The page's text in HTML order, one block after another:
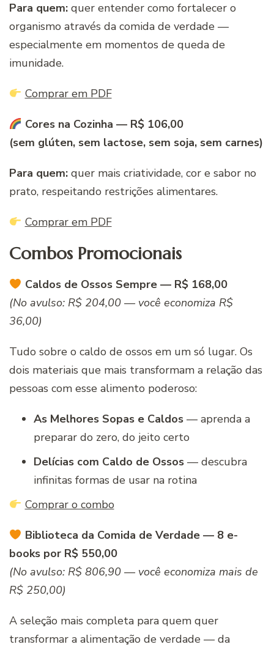
Para quem: quer entender como fortalecer o
organismo através da comida de verdade —
especialmente em momentos de queda de
imunidade.
Comprar em PDF
Cores na Cozinha — R$ 106,00
(sem glúten, sem lactose, sem soja, sem carnes)
Para quem: quer mais criatividade, cor e sabor no
prato, respeitando restrições alimentares.
Comprar em PDF
Combos Promocionais
Caldos de Ossos Sempre — R$ 168,00
(No avulso: R$ 204,00 — você economiza R$
36,00)
Tudo sobre o caldo de ossos em um só lugar. Os
dois materiais que mais transformam a relação das
pessoas com esse alimento poderoso:
As Melhores Sopas e Caldos — aprenda a
preparar do zero, do jeito certo
Delícias com Caldo de Ossos — descubra
infinitas formas de usar na rotina
Comprar o combo
Biblioteca da Comida de Verdade — 8 e-
books por R$ 550,00
(No avulso: R$ 806,90 — você economiza mais de
R$ 250,00)
A seleção mais completa para quem quer
transformar a alimentação de verdade — da